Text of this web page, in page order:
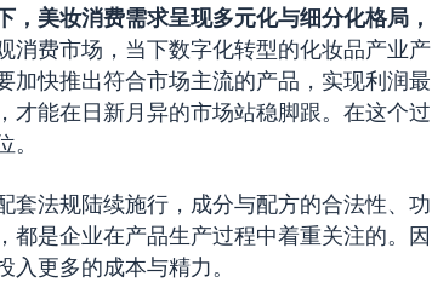
，美妆消费需求呈现多元化与细分化格局，
消费市场，当下数字化转型的化妆品产业产
加快推出符合市场主流的产品，实现利润最
才能在日新月异的市场站稳脚跟。在这个过
套法规陆续施行，成分与配方的合法性、功
是企业在产品生产过程中着重关注的。因
入更多的成本与精力。